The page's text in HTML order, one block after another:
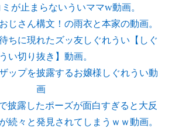
が止まらないういママw動画。
じさん構文！の雨衣と本家の動画。
ちに現れたズッ友しぐれうい【しぐ
い切り抜き】動画。
ップを披露するお嬢様しぐれうい動
画
披露したポーズが面白すぎると大反
続々と発見されてしまうｗｗ動画。